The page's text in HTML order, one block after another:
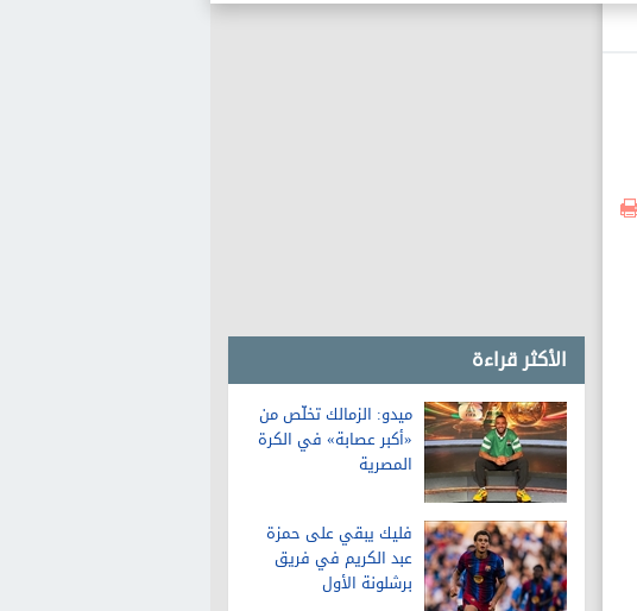
الأكثر قراءة
ميدو: الزمالك تخلّص من
«أكبر عصابة» في الكرة
المصرية
فليك يبقي على حمزة
عبد الكريم في فريق
برشلونة الأول